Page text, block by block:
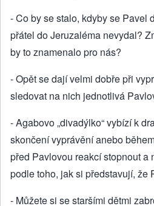
- Co by se stalo, kdyby se Pavel
přátel do Jeruzaléma nevydal?
by to znamenalo pro nás?
- Opět se dají velmi dobře při
sledovat na nich jednotlivá
- Agabovo „divadýlko“ vybízí k
skončení vyprávění anebo
před Pavlovou reakcí stopnout a
podle toho, jak si představují, že
- Můžete si se staršími dětmi